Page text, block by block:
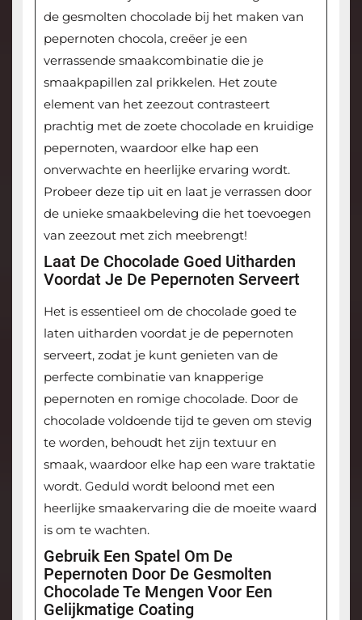
de gesmolten chocolade bij het maken van
pepernoten chocola, creëer je een
verrassende smaakcombinatie die je
smaakpapillen zal prikkelen. Het zoute
element van het zeezout contrasteert
prachtig met de zoete chocolade en kruidige
pepernoten, waardoor elke hap een
onverwachte en heerlijke ervaring wordt.
Probeer deze tip uit en laat je verrassen door
de unieke smaakbeleving die het toevoegen
van zeezout met zich meebrengt!
Laat De Chocolade Goed Uitharden
Voordat Je De Pepernoten Serveert
Het is essentieel om de chocolade goed te
laten uitharden voordat je de pepernoten
serveert, zodat je kunt genieten van de
perfecte combinatie van knapperige
pepernoten en romige chocolade. Door de
chocolade voldoende tijd te geven om stevig
te worden, behoudt het zijn textuur en
smaak, waardoor elke hap een ware traktatie
wordt. Geduld wordt beloond met een
heerlijke smaakervaring die de moeite waard
is om te wachten.
Gebruik Een Spatel Om De
Pepernoten Door De Gesmolten
Chocolade Te Mengen Voor Een
Gelijkmatige Coating